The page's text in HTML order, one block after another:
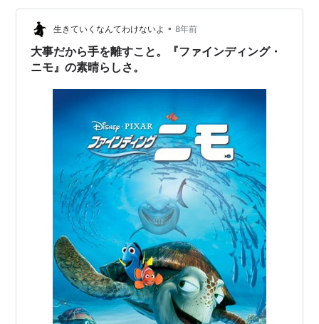
い大人…
生きていくなんてわけないよ • 8年前
大事だから手を離すこと。『ファインディング・
ニモ』の素晴らしさ。